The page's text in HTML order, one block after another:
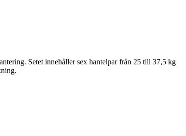
Setet innehåller sex hantelpar från 25 till 37,5 kg